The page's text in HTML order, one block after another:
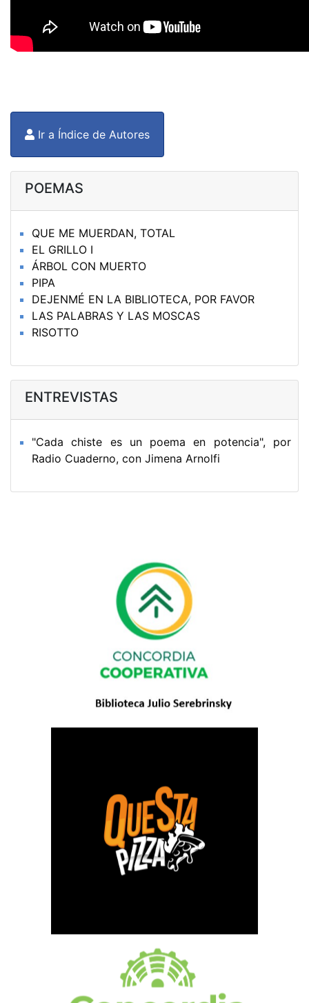
Ir a Índice de Autores
POEMAS
QUE ME MUERDAN, TOTAL
EL GRILLO I
ÁRBOL CON MUERTO
PIPA
DEJENMÉ EN LA BIBLIOTECA, POR FAVOR
LAS PALABRAS Y LAS MOSCAS
RISOTTO
ENTREVISTAS
"Cada chiste es un poema en potencia", por
Radio Cuaderno, con Jimena Arnolfi